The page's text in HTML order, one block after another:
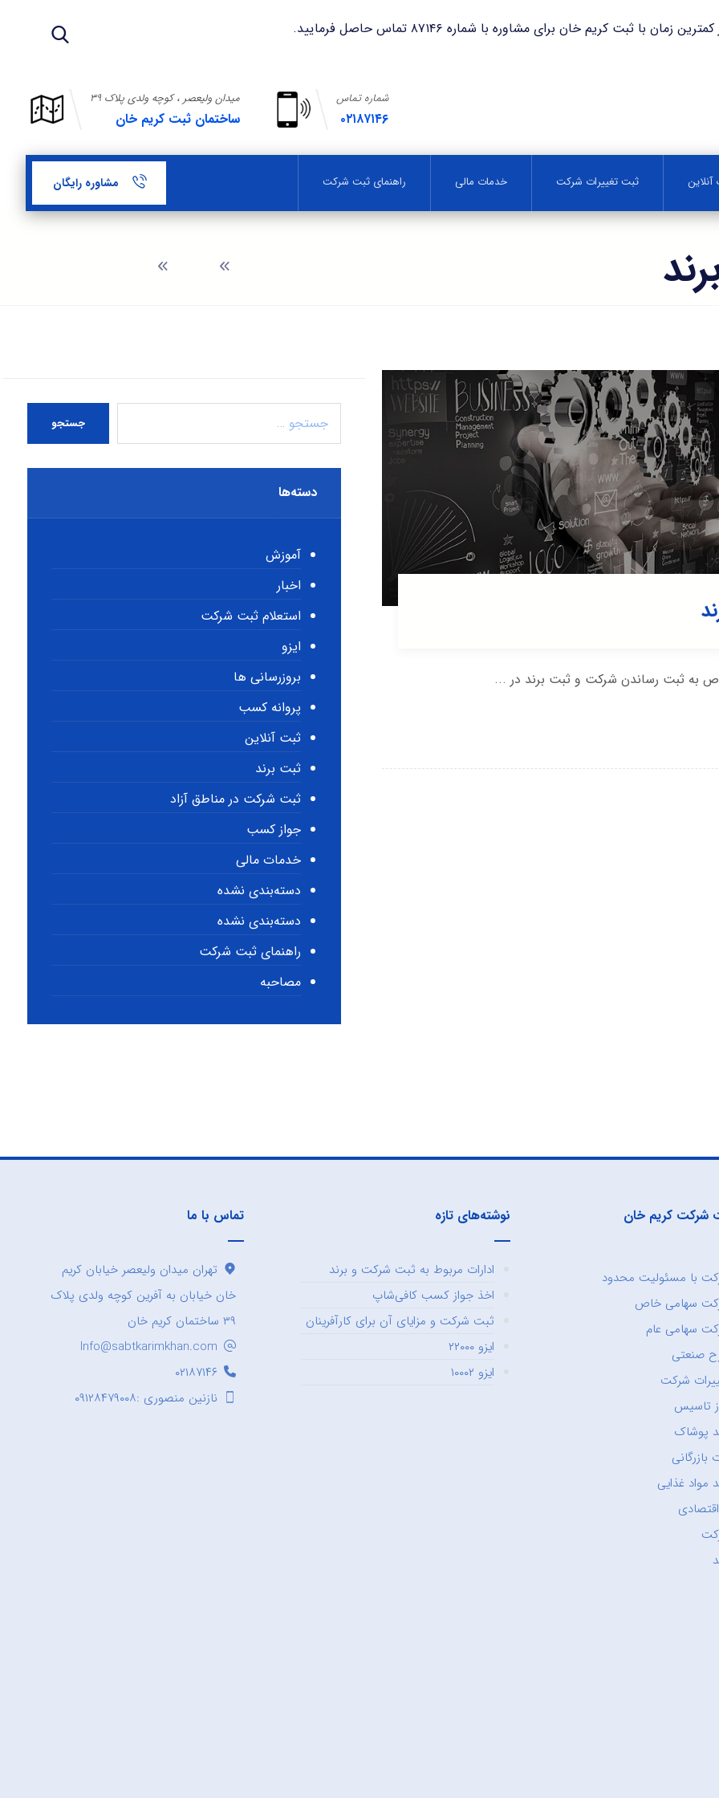
کریم خان برای مشاوره با شماره ۸۷۱۴۶ تماس حاصل فرمایید.
میدان ولیعصر ، کوچه ولدی پلاک ۳۹
ساختمان ثبت کریم خان
شماره تماس
۰۲۱۸۷۱۴۶
ثبت تغییرات شرکت خدمات مالی راهنمای ثبت شرکت مشاوره رایگان
به ثبت رساندن شرکت و ثبت برند در ...
جستجو
دسته‌ها
آموزش
اخبار
استعلام ثبت شرکت
ایزو
بروزرسانی ها
پروانه کسب
ثبت آنلاین
ثبت برند
ثبت شرکت در مناطق آزاد
جواز کسب
خدمات مالی
دسته‌بندی نشده
دسته‌بندی نشده
راهنمای ثبت شرکت
مصاحبه
شرکت کریم خان
با مسئولیت محدود
سهامی خاص
سهامی عام
صنعتی
شرکت
تاسیس
پوشاک
بازرگانی
مواد غذایی
نوشته‌های تازه
ادارات مربوط به ثبت شرکت و برند
اخذ جواز کسب کافی‌شاپ
ثبت شرکت و مزایای آن برای کارآفرینان
ایزو ۲۲۰۰۰
ایزو ۱۰۰۰۲
تماس با ما
تهران میدان ولیعصر خیابان کریم
خان خیابان به آفرین کوچه ولدی پلاک
۳۹ ساختمان کریم خان
Info@sabtkarimkhan.com
۰۲۱۸۷۱۴۶
نازنین منصوری :۰۹۱۲۸۴۷۹۰۰۸